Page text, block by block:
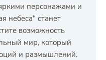
персонажами и
небеса" станет
возможность
мир, который
и размышлений.